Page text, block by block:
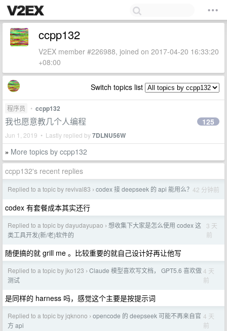
ccpp132
V2EX member #226988, joined on 2017-04-20 16:33:20
+08:00
Switch topics list
程序员 • ccpp132
我也愿意教几个人编程
Jun 1, 2019 • Lastly replied by7DLNU56W
125
» More topics by ccpp132
ccpp132's recent replies
Replied to a topic by revival83 › codex 接 deepseek 的 api 能用么？ 42 分钟前
codex 有套餐成本其实还行
Replied to a topic by dayudayupao › 想收集下大家是怎么使用 codex 这
类工具开发(新/老)软件的
3 天
前
随便搞的就 grill me 。比较重要的就自己设计好再让他写
Replied to a topic by jko123 › Claude 模型喜欢写文档， GPT5.6 喜欢做
测试
4 天
前
是同样的 harness 吗，感觉这个主要是按提示词
Replied to a topic by jqknono › opencode 的 deepseek 可能不再来自官
方 api
4 天
前